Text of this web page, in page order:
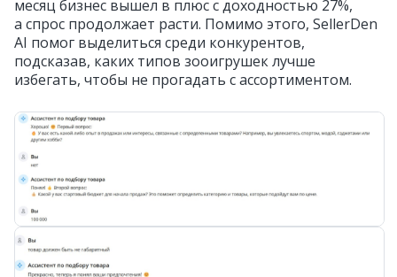
месяц бизнес вышел в плюс с доходностью 27%,
а спрос продолжает расти. Помимо этого, SellerDen
AI помог выделиться среди конкурентов,
подсказав, каких типов зооигрушек лучше
избегать, чтобы не прогадать с ассортиментом.